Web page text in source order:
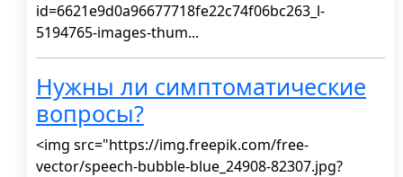
id=6621e9d0a96677718fe22c74f06bc263_l-
5194765-images-thum...
Нужны ли симптоматические
вопросы?
<img src="https://img.freepik.com/free-
vector/speech-bubble-blue_24908-82307.jpg?